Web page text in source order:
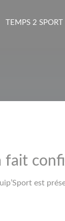
TEMPS 2 SPORT
fait
est